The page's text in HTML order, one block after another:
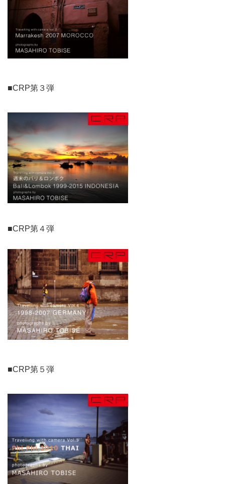
■CRP第３弾
■CRP第４弾
■CRP第５弾